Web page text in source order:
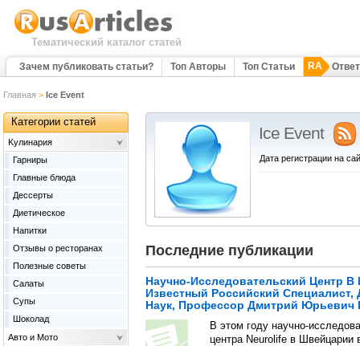
Тематический каталог статей
Зачем публиковать статьи? Топ Авторы Топ Статьи RA
Главная > Ice Event
Ice Event
Дата регистрации на
Последние публикации
Научно-Исследовательский Центр
Известный Российский Специалист,
Наук, Профессор Дмитрий Юрьевич
В этом году научно-
центра Neurolife в Швейцарии
Категории статей
Kулинария
Гарниры
Главные блюда
Дессерты
Диетическое
Напитки
Отзывы о ресторанах
Полезные советы
Салаты
Супы
Шоколад
Авто и Мото